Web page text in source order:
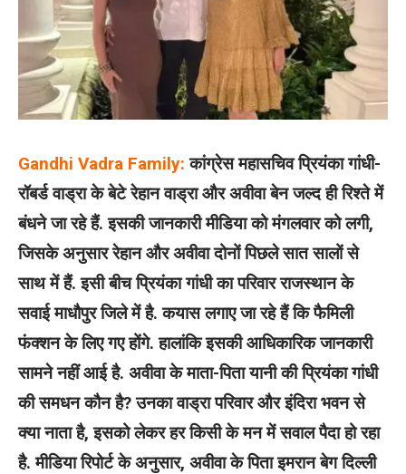
Gandhi Vadra Family:कांग्रेस महासचिव प्रियंका गांधी-
रॉबर्ड वाड्रा के बेटे रेहान वाड्रा और अवीवा बेन जल्द ही रिश्ते में
बंधने जा रहे हैं. इसकी जानकारी मीडिया को मंगलवार को लगी,
जिसके अनुसार रेहान और अवीवा दोनों पिछले सात सालों से
साथ में हैं. इसी बीच प्रियंका गांधी का परिवार राजस्थान के
सवाई माधौपुर जिले में है. कयास लगाए जा रहे हैं कि फैमिली
फंक्शन के लिए गए होंगे. हालांकि इसकी आधिकारिक जानकारी
सामने नहीं आई है. अवीवा के माता-पिता यानी की प्रियंका गांधी
की समधन कौन है? उनका वाड्रा परिवार और इंदिरा भवन से
क्या नाता है, इसको लेकर हर किसी के मन में सवाल पैदा हो रहा
है. मीडिया रिपोर्ट के अनुसार, अवीवा के पिता इमरान बेग दिल्ली